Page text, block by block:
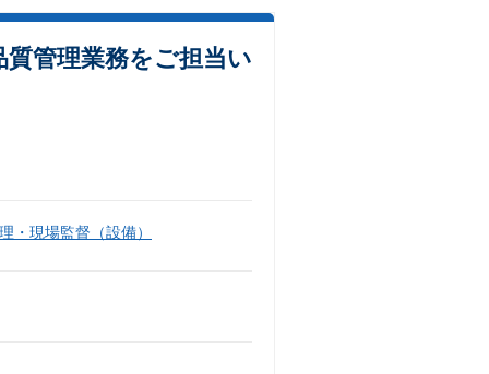
管理業務をご担当い
・現場監督（設備）